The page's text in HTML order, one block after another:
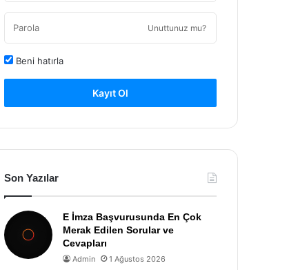
Unuttunuz mu?
Beni hatırla
Kayıt Ol
Son Yazılar
E İmza Başvurusunda En Çok
Merak Edilen Sorular ve
Cevapları
Admin 1 Ağustos 2026